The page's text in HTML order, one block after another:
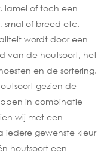
lamel of toch een
smal of breed etc.
wordt door een
van de houtsoort, het
en de sortering.
gezien de
in combinatie
wij met een
iedere gewenste kleur
houtsoort een